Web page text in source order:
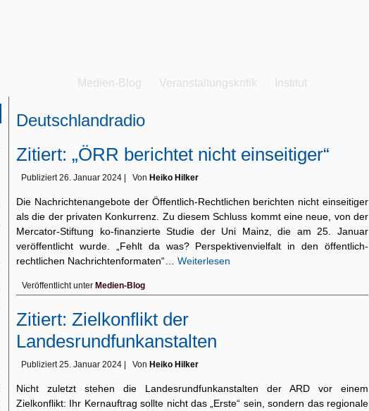
Medien-Blog Veranstaltungskritik Institut
Deutschlandradio
Zitiert: „ÖRR berichtet nicht einseitiger“
Publiziert 26. Januar 2024 Von Heiko Hilker
Die Nachrichtenangebote der Öffentlich-Rechtlichen berichten nicht einseitiger
als die der privaten Konkurrenz. Zu diesem Schluss kommt eine neue, von der
Mercator-Stiftung ko-finanzierte Studie der Uni Mainz, die am 25. Januar
veröffentlicht wurde. „Fehlt da was? Perspektivenvielfalt in den öffentlich-
rechtlichen Nachrichtenformaten“… Weiterlesen
Veröffentlicht unter Medien-Blog
Zitiert: Zielkonflikt der
Landesrundfunkanstalten
Publiziert 25. Januar 2024 Von Heiko Hilker
Nicht zuletzt stehen die Landesrundfunkanstalten der ARD vor einem
Zielkonflikt: Ihr Kernauftrag sollte nicht das „Erste“ sein, sondern das regionale